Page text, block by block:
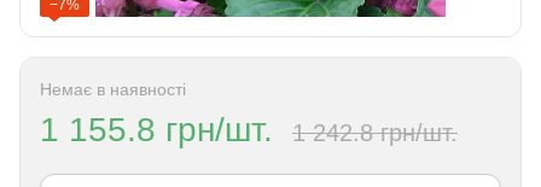
−7%
Немає в наявності
1 155.8 грн/шт. 1 242.8 грн/шт.